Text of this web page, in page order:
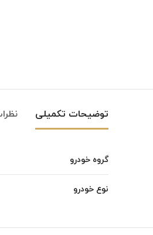
توضیحات تکمیلی
گروه خودرو
نوع خودرو